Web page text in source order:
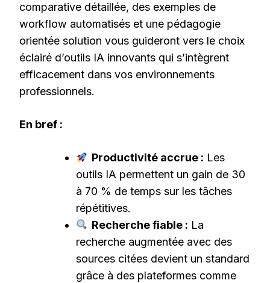
comparative détaillée, des exemples de
workflow automatisés et une pédagogie
orientée solution vous guideront vers le choix
éclairé d’outils IA innovants qui s’intègrent
efficacement dans vos environnements
professionnels.
En bref :
Productivité accrue : Les
outils IA permettent un gain de 30
à 70 % de temps sur les tâches
répétitives.
Recherche fiable : La
recherche augmentée avec des
sources citées devient un standard
grâce à des plateformes comme